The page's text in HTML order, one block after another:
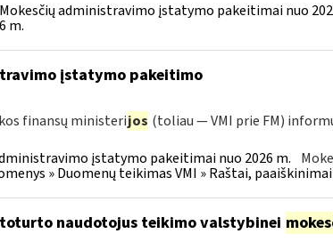
Mokesčių administravimo įstatymo pakeitimai nuo
m.
įstatymo pakeitimo
finansų ministerijos (toliau — VMI prie FM)
įstatymo pakeitimai nuo 2026 m.
» Duomenų teikimas VMI » Raštai,
naudotojus teikimo valstybinei